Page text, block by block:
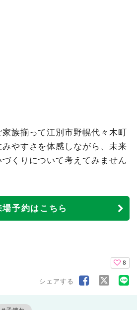
族揃って江別市野幌代々木町
やすさを体感しながら、未来
くりについて考えてみません
場予約はこちら
8
シェアする